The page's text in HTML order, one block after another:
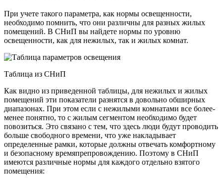
При учете такого параметра, как нормы освещенности,
необходимо помнить, что они различны для разных жилых
помещений. В СНиП вы найдете нормы по уровню
освещенности, как для нежилых, так и жилых комнат.
Таблица из СНиП
Как видно из приведенной таблицы, для нежилых и жилых
помещений эти показатели разнятся в довольно обширных
диапазонах. При этом если с нежилыми комнатами все более-
менее понятно, то с жилым сегментом необходимо будет
повозиться. Это связано с тем, что здесь люди будут проводить
больше свободного времени, что уже накладывает
определенные рамки, которые должны отвечать комфортному
и безопасному времяпрепровождению. Поэтому в СНиП
имеются различные нормы для каждого отдельно взятого
помещения: